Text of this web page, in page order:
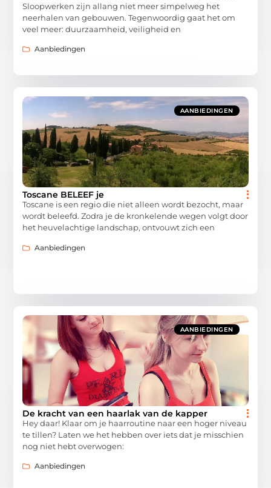
Sloopwerken zijn allang niet meer simpelweg het
neerhalen van gebouwen. Tegenwoordig gaat het om
veel meer: duurzaamheid, veiligheid en
Aanbiedingen
AANBIEDINGEN
Toscane BELEEF je
Toscane is een regio die niet alleen wordt bezocht, maar
wordt beleefd. Zodra je de kronkelende wegen volgt door
het heuvelachtige landschap, ontvouwt zich een
Aanbiedingen
AANBIEDINGEN
De kracht van een haarlak van de kapper
Hey daar! Klaar om je haarroutine naar een hoger niveau
te tillen? Laten we het hebben over iets dat je misschien
nog niet hebt overwogen:
Aanbiedingen